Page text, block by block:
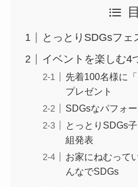
とっとりSDGsフェ
イベントを楽しむ4
先着100名様に
プレゼント
SDGsなパフォ
とっとりSDGs
組発表
お家にねむって
んなでSDGs